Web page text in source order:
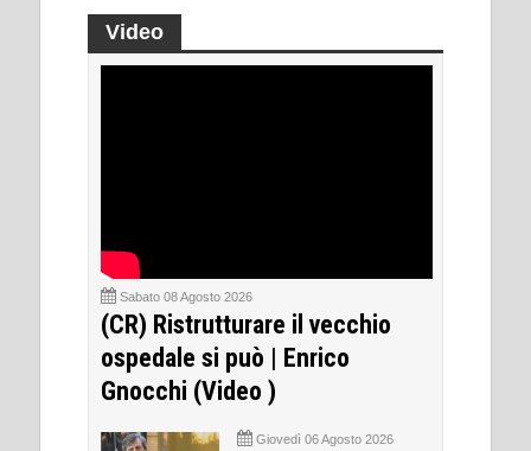
Video
Sabato 08 Agosto 2026
(CR) Ristrutturare il vecchio
ospedale si può | Enrico
Gnocchi (Video )
Giovedì 06 Agosto 2026